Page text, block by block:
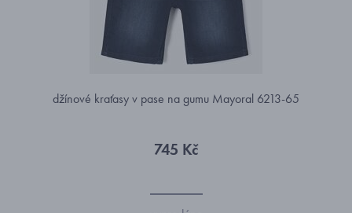
džínové kraťasy v pase na gumu Mayoral 6213-65
745 Kč